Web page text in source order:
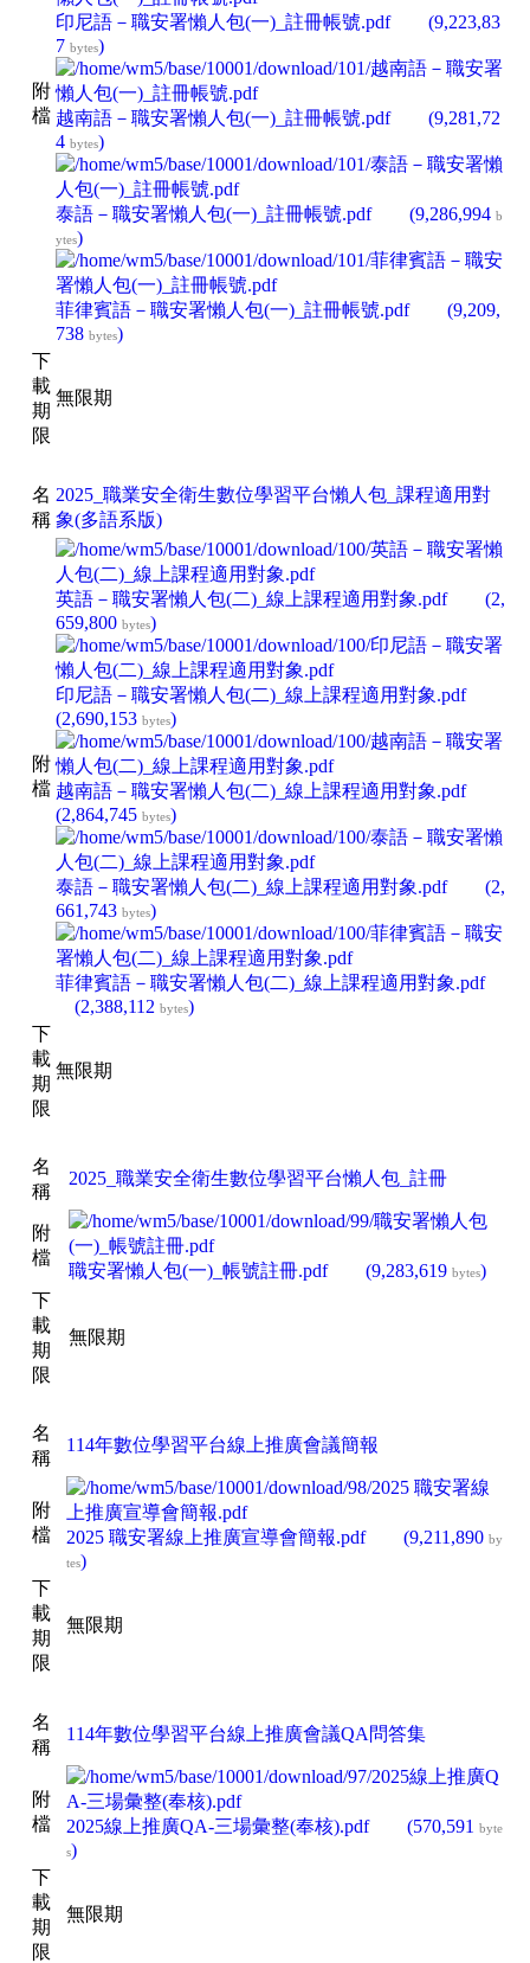
附
檔
印尼語－職安署懶人包(一)_註冊帳號.pdf (9,223,83
7 bytes)
越南語－職安署懶人包(一)_註冊帳號.pdf (9,281,72
4 bytes)
泰語－職安署懶人包(一)_註冊帳號.pdf (9,286,994 b
ytes)
菲律賓語－職安署懶人包(一)_註冊帳號.pdf (9,209,
738 bytes)
下
載
期
限
無限期
名
稱
2025_職業安全衛生數位學習平台懶人包_課程適用對
象(多語系版)
附
檔
英語－職安署懶人包(二)_線上課程適用對象.pdf (2,
659,800 bytes)
印尼語－職安署懶人包(二)_線上課程適用對象.pdf
(2,690,153 bytes)
越南語－職安署懶人包(二)_線上課程適用對象.pdf
(2,864,745 bytes)
泰語－職安署懶人包(二)_線上課程適用對象.pdf (2,
661,743 bytes)
菲律賓語－職安署懶人包(二)_線上課程適用對象.pdf
(2,388,112 bytes)
下
載
期
限
無限期
名
稱
2025_職業安全衛生數位學習平台懶人包_註冊
附
檔
職安署懶人包(一)_帳號註冊.pdf (9,283,619 bytes)
下
載
期
限
無限期
名
稱
114年數位學習平台線上推廣會議簡報
附
檔
2025 職安署線上推廣宣導會簡報.pdf (9,211,890 by
tes)
下
載
期
限
無限期
名
稱
114年數位學習平台線上推廣會議QA問答集
附
檔
2025線上推廣QA-三場彙整(奉核).pdf (570,591
byte
s)
下
載
期
限
無限期